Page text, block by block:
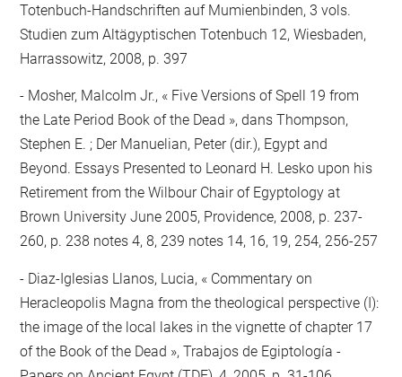
Totenbuch-Handschriften auf Mumienbinden, 3 vols.
Studien zum Altägyptischen Totenbuch 12, Wiesbaden,
Harrassowitz, 2008, p. 397
Mosher, Malcolm Jr., « Five Versions of Spell 19 from
the Late Period Book of the Dead », dans Thompson,
Stephen E. ; Der Manuelian, Peter (dir.), Egypt and
Beyond. Essays Presented to Leonard H. Lesko upon his
Retirement from the Wilbour Chair of Egyptology at
Brown University June 2005, Providence, 2008, p. 237-
260, p. 238 notes 4, 8, 239 notes 14, 16, 19, 254, 256-257
Diaz-Iglesias Llanos, Lucia, « Commentary on
Heracleopolis Magna from the theological perspective (I):
the image of the local lakes in the vignette of chapter 17
of the Book of the Dead », Trabajos de Egiptología -